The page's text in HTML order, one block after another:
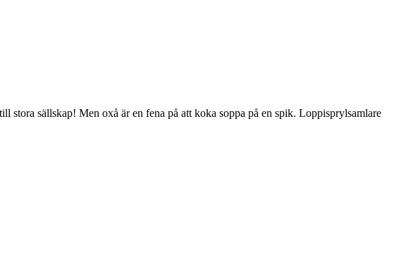
stora sällskap! Men oxå är en fena på att koka soppa på en spik. Loppisprylsamlare